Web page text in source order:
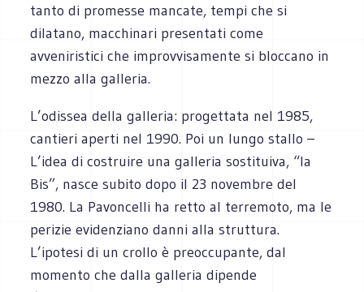
tanto di promesse mancate, tempi che si
dilatano, macchinari presentati come
avveniristici che improvvisamente si bloccano in
mezzo alla galleria.
L’odissea della galleria: progettata nel 1985,
cantieri aperti nel 1990. Poi un lungo stallo –
L’idea di costruire una galleria sostituiva, “la
Bis”, nasce subito dopo il 23 novembre del
1980. La Pavoncelli ha retto al terremoto, ma le
perizie evidenziano danni alla struttura.
L’ipotesi di un crollo è preoccupante, dal
momento che dalla galleria dipende